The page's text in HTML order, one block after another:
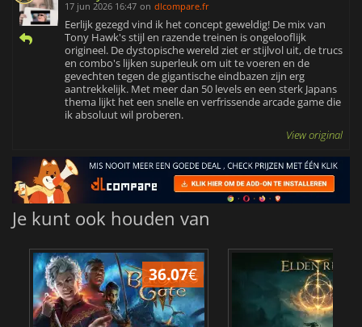
17 jun 2026 16:47 on dlcompare.fr
Eerlijk gezegd vind ik het concept geweldig! De mix van
Tony Hawk's stijl en razende treinen is ongelooflijk
origineel. De dystopische wereld ziet er stijlvol uit, de trucs
en combo's lijken superleuk om uit te voeren en de
gevechten tegen de gigantische eindbazen zijn erg
aantrekkelijk. Met meer dan 50 levels en een sterk Japans
thema lijkt het een snelle en verfrissende arcade game die
ik absoluut wil proberen.
View original
Je kunt ook houden van
36.07€